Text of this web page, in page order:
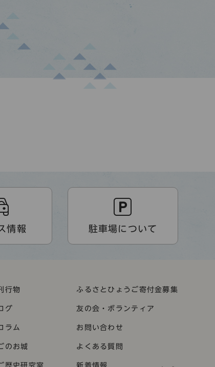
情報 駐車場について
行物
グ
ラム
のお城
ふるさとひょうご寄付金募集
友の会・ボランティア
お問い合わせ
よくある質問